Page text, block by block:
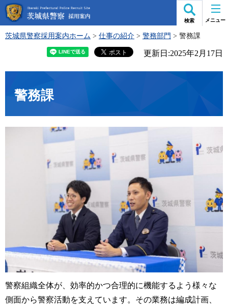
検索 メニュー
茨城県警察採用案内ホーム > 仕事の紹介 > 警務部門 > 警務課
更新日:2025年2月17日
警務課
警察組織全体が、効率的かつ合理的に機能するよう様々な
側面から警察活動を支えています。その業務は編成計画、